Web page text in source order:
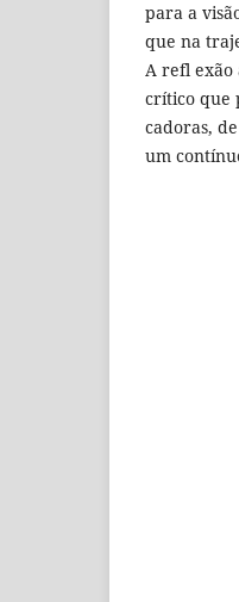
para a
que na
A refl exão
crítico que
cadoras,
um